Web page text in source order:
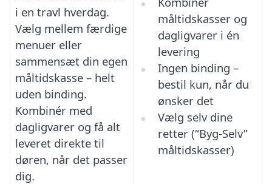
i en travl hverdag.
Vælg mellem færdige
menuer eller
sammensæt din egen
måltidskasse – helt
uden binding.
Kombinér med
dagligvarer og få alt
leveret direkte til
døren, når det passer
dig.
måltidskasser og
dagligvarer i én
levering
Ingen binding –
bestil kun, når du
ønsker det
Vælg selv dine
retter (“Byg-Selv”
måltidskasser)